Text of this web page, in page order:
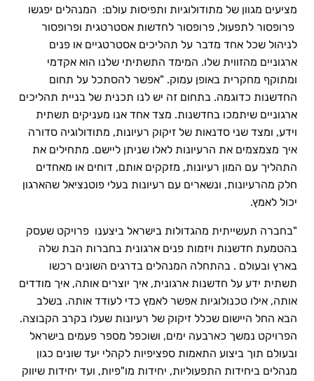
מציעים מגוון של מתודולוגיות ותפיסות עולם: המנהלים יפגשו
פרופסור לתפעול, פרופסור לחדשות אסטרטגית ופרופסור
לניהול שכל אחד מדבר על תהליכים אסטרטגיים או פנים
ארגוניים מהזווית שלו. המימד התשתיתי שלנו הוא אקדמי
ומתוקף מחקרית באופן עמוק. "אפשר להסתכל על תחום
החדשנות כדוגמה. בתחום זה יש לנו תכנית של בניית תהליכים
ארגוניים שיתמכו בחדשנות. מצד אחד אנו מעניקים תשתית
וידע, ומצד שני סדנאות של זיקוק רעיונות, מתודולוגיה סדורה
איך מצמצמים את הרעיונות לאלו שניתן ליישם. מתחילים את
התהליך עם המון רעיונות, מזקקים אותם, דוחים או מאחדים
חלק מהרעיונות, ונשארים עם רעיונות בעלי פוטנציאל שהארגון
יכול לאמץ.
"בחברה תעשייתית מהגדולות בישראל ביצענו פרויקט שעסק
בהטמעת חדשנות ויזמות פנים ארגונית בחברות הבת שלה
בארץ ובעולם . בהתחלה המנהלים בדרגים השונים רכשו
תשתית ידע על חדשנות ארגונית, איך יוצרים אותה, איך מודדים
אותה, אילו טכנולוגיות אפשר לאמץ כדי לעודד אותה. בשלב
הבא החל היישום שכלל זיקוק של רעיונות שעלו בקרב הקבוצה.
הפרויקט נמשך כארבעה ימים, ושוכפל מספר פעמים בישראל
ובעולם תוך ביצוע התאמות ספציפיות לקהלי יעד שונים כגון
מנהלים ביחידות התפעוליות, יחידות מו"פיות, ועד יחידות שיווק